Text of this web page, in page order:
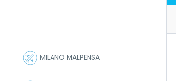
MILANO MALPENSA